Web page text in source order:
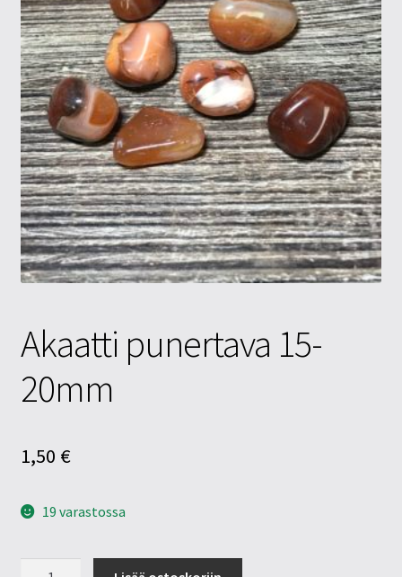
Tietosuojaseloste
Tuotteet
Yritysinfo
Akaatti punertava 15-
20mm
1,50 €
19 varastossa